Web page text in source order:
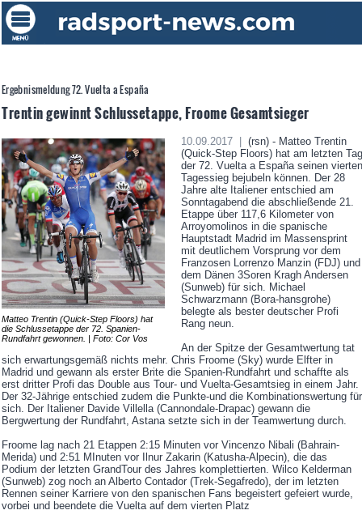
Ergebnismeldung 72. Vuelta a España
Trentin gewinnt Schlussetappe, Froome Gesamtsieger
Matteo Trentin (Quick-Step Floors) hat
die Schlussetappe der 72. Spanien-
Rundfahrt gewonnen. | Foto: Cor Vos
10.09.2017 |
(rsn) - Matteo Trentin
(Quick-Step Floors) hat am letzten Tag
der 72. Vuelta a España seinen vierten
Tagessieg bejubeln können. Der 28
Jahre alte Italiener entschied am
Sonntagabend die abschließende 21.
Etappe über 117,6 Kilometer von
Arroyomolinos in die spanische
Hauptstadt Madrid im Massensprint
mit deutlichem Vorsprung vor dem
Franzosen Lorrenzo Manzin (FDJ) und
dem Dänen 3Soren Kragh Andersen
(Sunweb) für sich. Michael
Schwarzmann (Bora-hansgrohe)
belegte als bester deutscher Profi
Rang neun.
An der Spitze der Gesamtwertung tat
sich erwartungsgemäß nichts mehr. Chris Froome (Sky) wurde Elfter in
Madrid und gewann als erster Brite die Spanien-Rundfahrt und schaffte als
erst dritter Profi das Double aus Tour- und Vuelta-Gesamtsieg in einem Jahr.
Der 32-Jährige entschied zudem die Punkte-und die Kombinationswertung für
sich. Der Italiener Davide Villella (Cannondale-Drapac) gewann die
Bergwertung der Rundfahrt, Astana setzte sich in der Teamwertung durch.
Froome lag nach 21 Etappen 2:15 Minuten vor Vincenzo Nibali (Bahrain-
Merida) und 2:51 MInuten vor Ilnur Zakarin (Katusha-Alpecin), die das
Podium der letzten GrandTour des Jahres komplettierten. Wilco Kelderman
(Sunweb) zog noch an Alberto Contador (Trek-Segafredo), der im letzten
Rennen seiner Karriere von den spanischen Fans begeistert gefeiert wurde,
vorbei und beendete die Vuelta auf dem vierten Platz